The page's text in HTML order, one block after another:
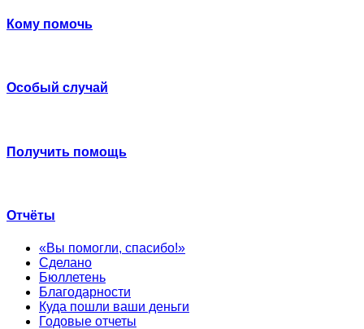
Кому помочь
Особый случай
Получить помощь
Отчёты
«Вы помогли, спасибо!»
Сделано
Бюллетень
Благодарности
Куда пошли ваши деньги
Годовые отчеты